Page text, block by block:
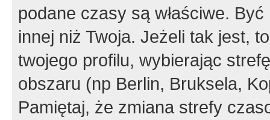
podane czasy są właściwe.
innej niż Twoja. Jeżeli tak jest,
twojego profilu, wybierając
obszaru (np Berlin, Bruksela,
Pamiętaj, że zmiana strefy